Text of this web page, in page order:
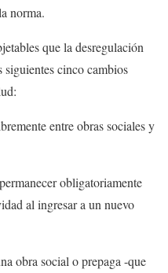
norma.
que la desregulación
siguientes cinco cambios
entre obras sociales y
obligatoriamente
al ingresar a un nuevo
obra social o prepaga -que